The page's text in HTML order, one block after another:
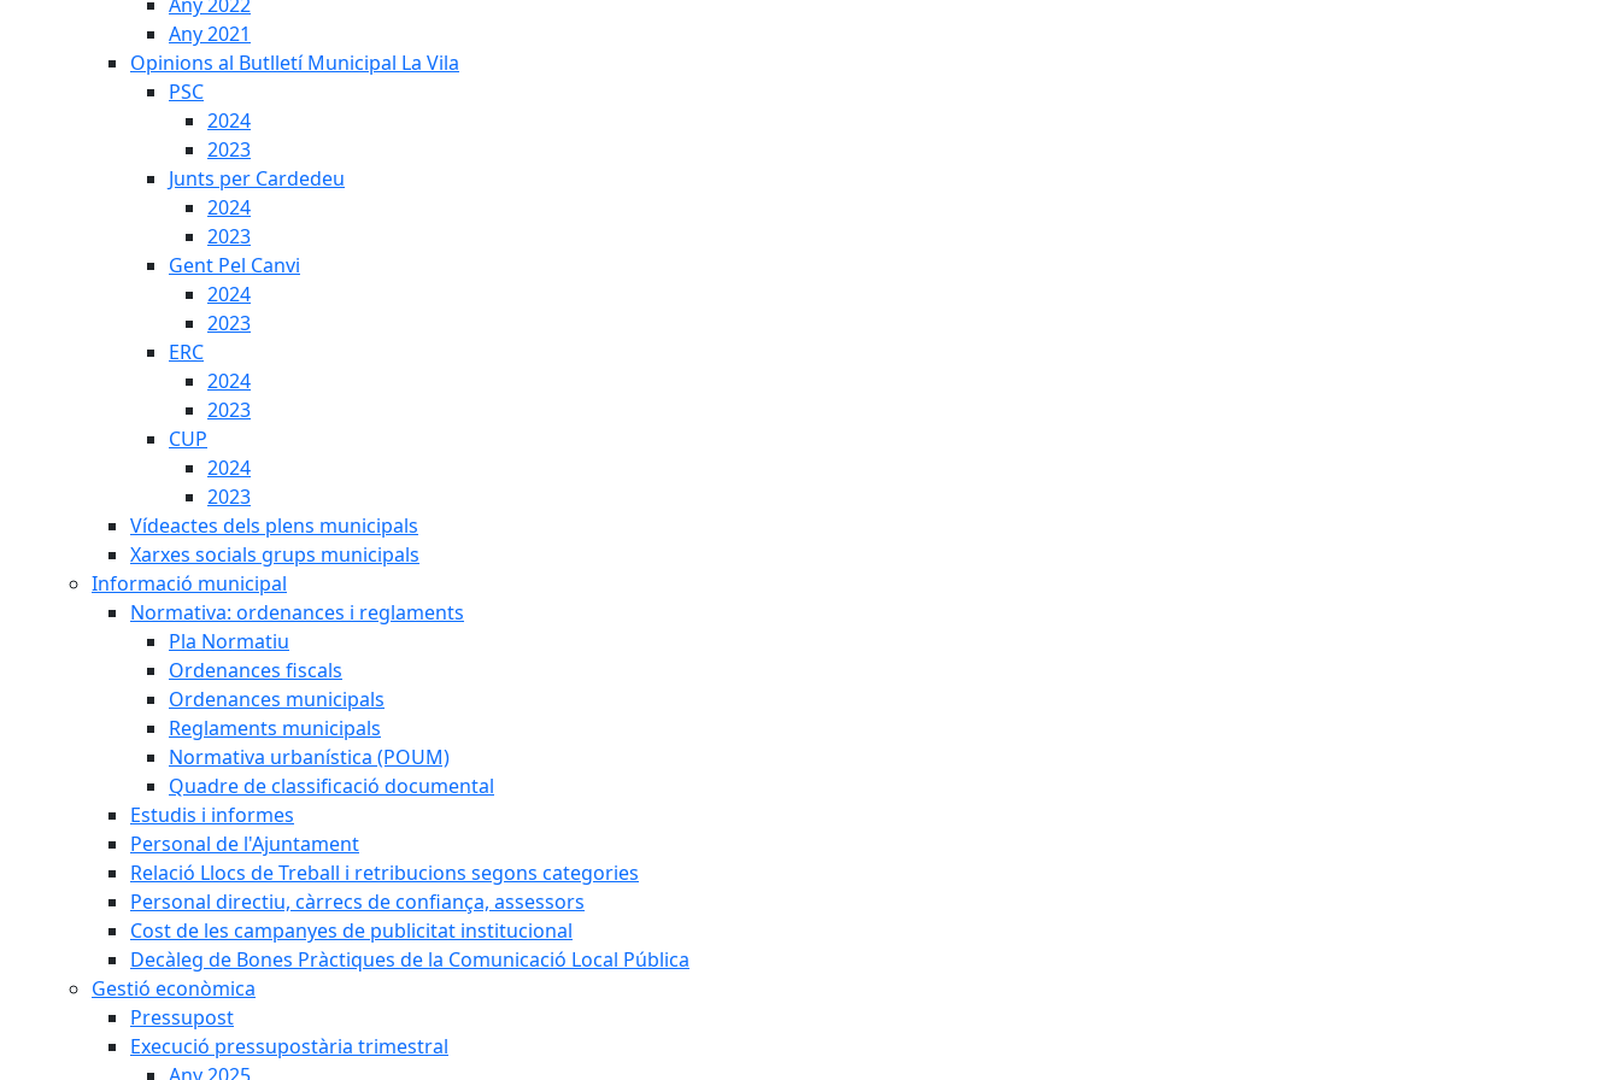
Any 2021
Opinions al Butlletí Municipal La Vila
PSC
2024
2023
Junts per Cardedeu
2024
2023
Gent Pel Canvi
2024
2023
ERC
2024
2023
CUP
2024
2023
Vídeactes dels plens municipals
Xarxes socials grups municipals
Informació municipal
Normativa: ordenances i reglaments
Pla Normatiu
Ordenances fiscals
Ordenances municipals
Reglaments municipals
Normativa urbanística (POUM)
Quadre de classificació documental
Estudis i informes
Personal de l'Ajuntament
Relació Llocs de Treball i retribucions segons categories
Personal directiu, càrrecs de confiança, assessors
Cost de les campanyes de publicitat institucional
Decàleg de Bones Pràctiques de la Comunicació Local Pública
Gestió econòmica
Pressupost
Execució pressupostària trimestral